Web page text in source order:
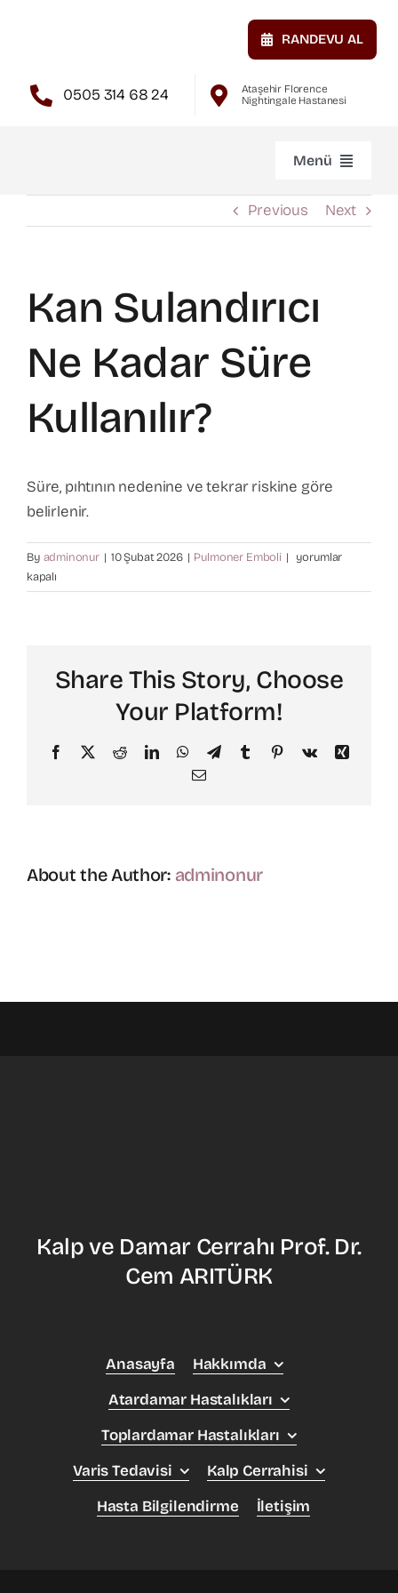
0505 314 68 24
Ataşehir Florence
Nightingale Hastanesi
RANDEVU AL
Menü
Atardamar Hastalıkları
Kalp Cerrahisi
Hasta Bilgilendirme
Previous Next
Kan Sulandırıcı
Ne Kadar Süre
Kullanılır?
Süre, pıhtının nedenine ve tekrar riskine göre
belirlenir.
By adminonur | 10 Şubat 2026 | Pulmoner Emboli |
Kan
ne
için
yorumlar
kapalı
Share This Story, Choose
Your Platform!
Facebook
X RedditLinkedInWhatsApp
TelegramTumblr PinterestVk
Xing
Email
About the Author: adminonur
Kalp ve Damar Cerrahı Prof. Dr.
Cem ARITÜRK
Anasayfa
Hakkımda
Atardamar Hastalıkları
Toplardamar Hastalıkları
Varis Tedavisi
Kalp Cerrahisi
Hasta Bilgilendirme
İletişim